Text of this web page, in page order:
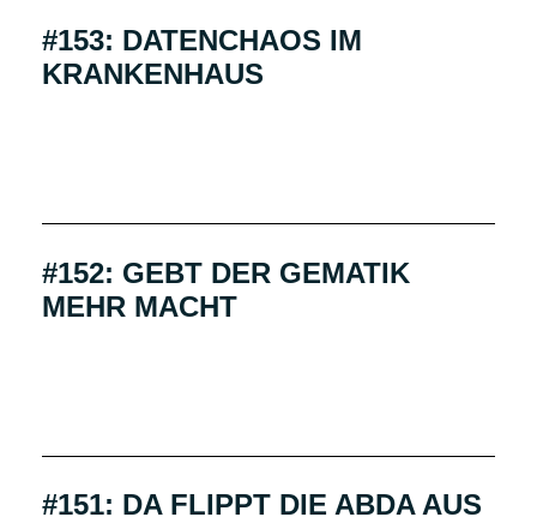
#153: DATENCHAOS IM
KRANKENHAUS
#152: GEBT DER GEMATIK
MEHR MACHT
#151: DA FLIPPT DIE ABDA AUS